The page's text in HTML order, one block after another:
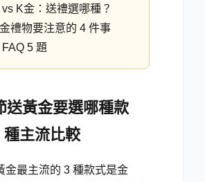
vs K金：送禮選哪種？
禮物要注意的 4 件事
5 題
送黃金要選哪種款
種主流比較
金最主流的 3 種款式是金